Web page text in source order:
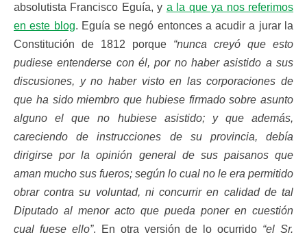
absolutista Francisco Eguía, y a la que ya nos referimos
en este blog. Eguía se negó entonces a acudir a jurar la
Constitución de 1812 porque “nunca creyó que esto
pudiese entenderse con él, por no haber asistido a sus
discusiones, y no haber visto en las corporaciones de
que ha sido miembro que hubiese firmado sobre asunto
alguno el que no hubiese asistido; y que además,
careciendo de instrucciones de su provincia, debía
dirigirse por la opinión general de sus paisanos que
aman mucho sus fueros; según lo cual no le era permitido
obrar contra su voluntad, ni concurrir en calidad de tal
Diputado al menor acto que pueda poner en cuestión
cual fuese ello”. En otra versión de lo ocurrido “el Sr.